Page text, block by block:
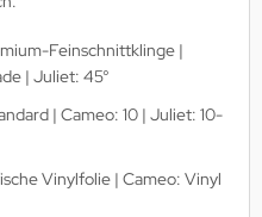
Feinschnittklinge |
| Juliet: 45°
| Cameo: 10 | Juliet: 10-
Vinylfolie | Cameo: Vinyl